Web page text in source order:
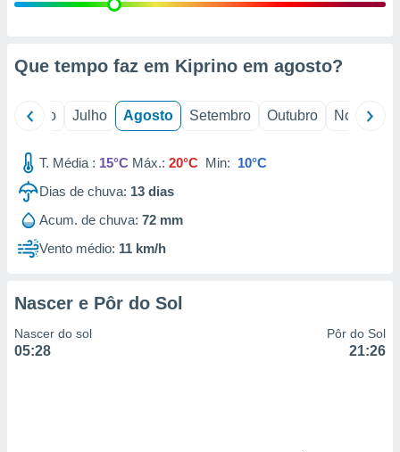
através
estudos
de
Que tempo faz em Kiprino em agosto?
Junho Julho Agosto Setembro Outubro Novembro
T. Média : 15°C Máx.: 20°C Min: 10°C
Dias de chuva: 13 dias
Acum. de chuva: 72 mm
Vento médio: 11 km/h
Nascer e Pôr do Sol
Nascer do sol
05:28
Pôr do Sol
21:26